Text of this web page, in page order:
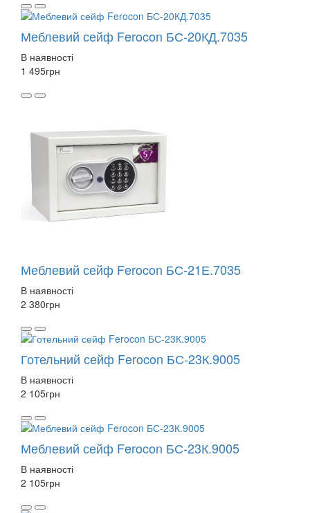
Меблевий сейф Ferocon БС-20КД.7035
В наявності
1 495грн
Меблевий сейф Ferocon БС-21Е.7035
В наявності
2 380грн
Готельний сейф Ferocon БС-23К.9005
В наявності
2 105грн
Меблевий сейф Ferocon БС-23К.9005
В наявності
2 105грн